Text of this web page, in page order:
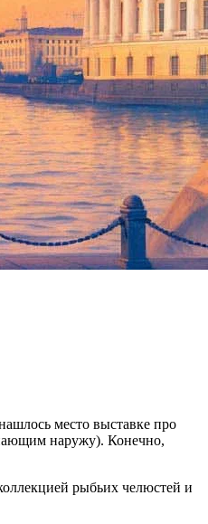
место выставке про
наружу). Конечно,
рыбьих челюстей и